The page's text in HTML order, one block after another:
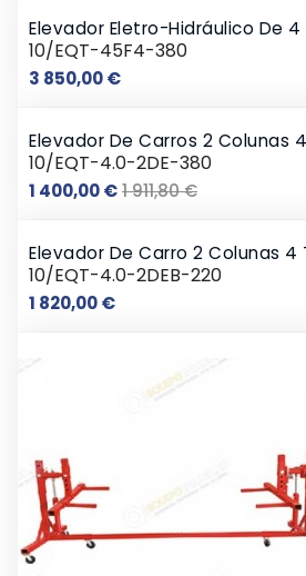
Elevador Eletro-Hidráulico De 4
10/EQT-45F4-380
3 850,00 €Preço
Elevador De Carros 2 Colunas
10/EQT-4.0-2DE-380
1 400,00 €Preço
1 911,80 €Preço
Elevador De Carro 2 Colunas
10/EQT-4.0-2DEB-220
1 820,00 €Preço